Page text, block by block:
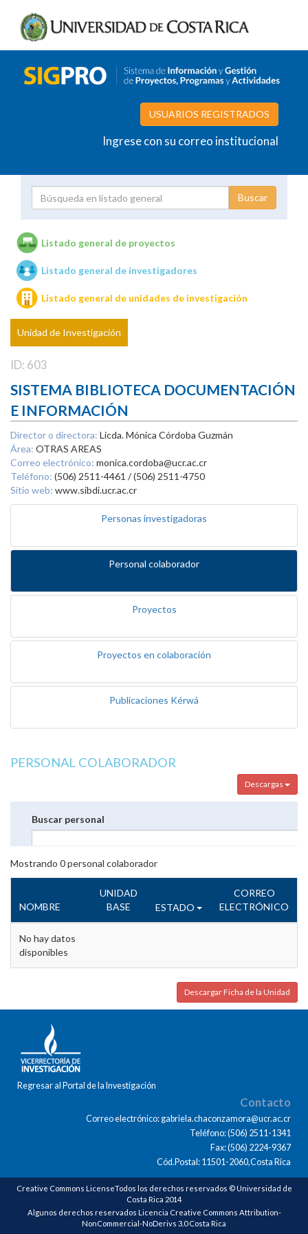
USUARIOS REGISTRADOS
Ingrese con su correo institucional
Unidades de investigación
Listado general de proyectos
Listado general de investigadores
Listado general de unidades de investigación
Unidad de Investigación
ID: 603
SISTEMA BIBLIOTECA DOCUMENTACIÓN
E INFORMACIÓN
Director o directora: Licda. Mónica Córdoba Guzmán
Área: OTRAS AREAS
Correo electrónico: monica.cordoba@ucr.ac.cr
Teléfono: (506) 2511-4461 / (506) 2511-4750
Sitio web: www.sibdi.ucr.ac.cr
Personas investigadoras
Personal colaborador
Proyectos
Proyectos en colaboración
Publicaciones Kérwá
PERSONAL COLABORADOR
Descargas
Buscar personal
Mostrando 0personal colaborador
NOMBRE
UNIDAD
BASE
ESTADO
CORREO
ELECTRÓNICO
No hay datos
disponibles
Descargar Ficha de la Unidad
Regresar al Portal de la Investigación
Contacto
Correo electrónico: gabriela.chaconzamora@ucr.ac.cr
Teléfono: (506) 2511-1341
Fax: (506) 2224-9367
Cód.Postal: 11501-2060,Costa Rica
Creative Commons LicenseTodos los derechos reservados © Universidad de
Costa Rica 2014
Algunos derechos reservados Licencia Creative Commons Attribution-
NonCommercial-NoDerivs 3.0 Costa Rica